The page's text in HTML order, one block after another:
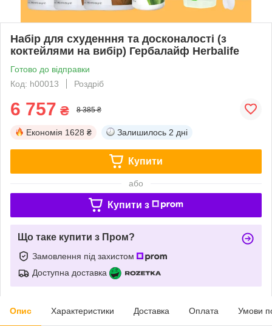
Набір для схуденння та досконалості (з
коктейлями на вибір) Гербалайф Herbalife
Готово до відправки
Код: h00013
Роздріб
6 757 ₴ 8 385 ₴
Економія 1628 ₴ Залишилось 2 дні
Купити
або
Купити з
Що таке купити з Пром?
Замовлення під захистом
Доступна доставка
Опис Характеристики Доставка Оплата Умови